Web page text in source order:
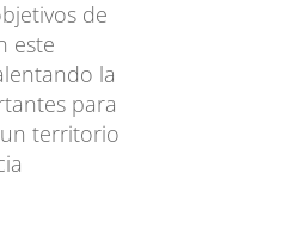
de
este
la
para
territorio